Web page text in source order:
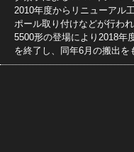
2010年度からリニューアル
ポール取り付けなどが行われ
5500形の登場により2018年
を終了し、同年6月の搬出を